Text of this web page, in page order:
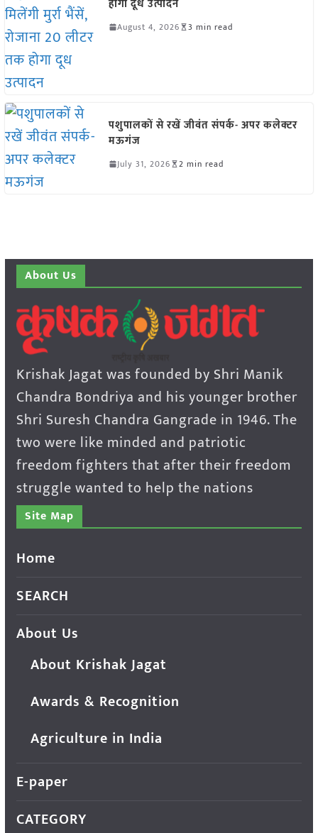
होगा दूध उत्पादन
August 4, 2026 3 min read
पशुपालकों से रखें जीवंत संपर्क- अपर कलेक्टर
मऊगंज
July 31, 2026 2 min read
About Us
Krishak Jagat was founded by Shri Manik
Chandra Bondriya and his younger brother
Shri Suresh Chandra Gangrade in 1946. The
two were like minded and patriotic
freedom fighters that after their freedom
struggle wanted to help the nations
Site Map
Home
SEARCH
About Us
About Krishak Jagat
Awards & Recognition
Agriculture in India
E-paper
CATEGORY